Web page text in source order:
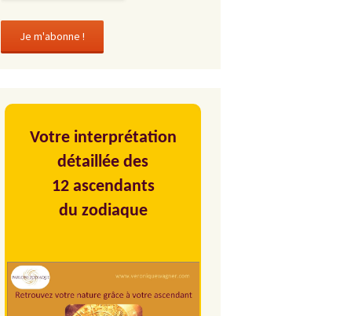
Votre interprétation
détaillée des
12 ascendants
du zodiaque